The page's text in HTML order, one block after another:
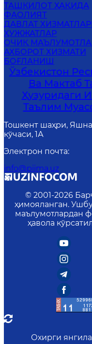
ТАШКИЛОТ ҲАҚИДА
ФАОЛИЯТ
ДАВЛАТ
ҲУЖЖАТЛАР
ОЧИҚ
АХБОРОТ ХИЗМАТИ
БОҒЛАНИШ
Ўзбекистон
Ва Мактаб
Ҳузуридаги
Таълим
Тошкент шаҳри,
кўчаси, 1А
Электрон почта:
info@piima.uz
© 2001-2026
ҳимояланган.
маълумотлардан
ҳавола
Охирги